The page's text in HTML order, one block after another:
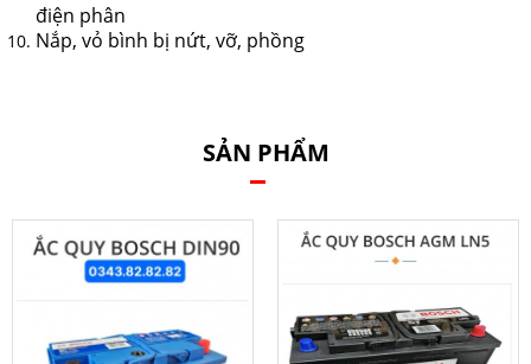
điện phân
Nắp, vỏ bình bị nứt, vỡ, phồng
SẢN PHẨM